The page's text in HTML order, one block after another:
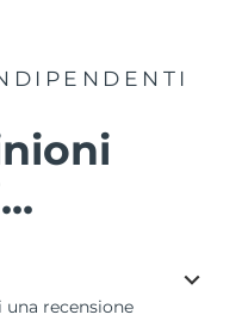
una recensione